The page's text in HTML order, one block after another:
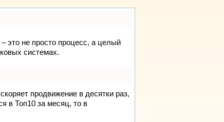
это не просто процесс, а целый
системах.
продвижение в десятки раз,
в Топ10 за месяц, то в